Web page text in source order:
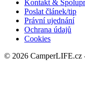
Kontakt &
Poslat článek/tip
Právní ujednání
Ochrana údajů
Cookies
© 2026 CamperLIFE.cz